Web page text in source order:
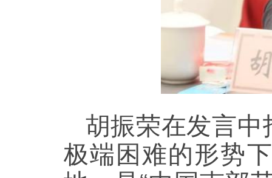
胡振荣在发言
极端困难的形势